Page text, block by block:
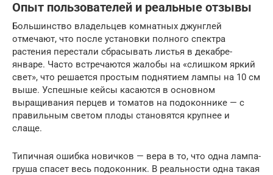
Опыт пользователей и реальные отзывы
Большинство владельцев комнатных джунглей
отмечают, что после установки полного спектра
растения перестали сбрасывать листья в декабре-
январе. Часто встречаются жалобы на «слишком яркий
свет», что решается простым поднятием лампы на 10 см
выше. Успешные кейсы касаются в основном
выращивания перцев и томатов на подоконнике — с
правильным светом плоды становятся крупнее и
слаще.
Типичная ошибка новичков — вера в то, что одна лампа-
груша спасет весь подоконник. В реальности одна такая